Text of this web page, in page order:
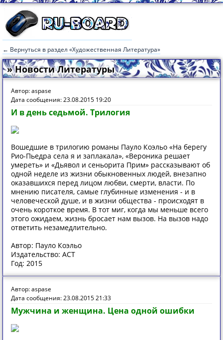
← Вернуться в раздел «Художественная Литература»
» Новости Литературы
Автор: aspase
Дата сообщения: 23.08.2015 19:20
И в день седьмой. Трилогия
Вошедшие в трилогию романы Пауло Коэльо «На берегу
Рио-Пьедра села я и заплакала», «Вероника решает
умереть» и «Дьявол и сеньорита Прим» рассказывают об
одной неделе из жизни обыкновенных людей, внезапно
оказавшихся перед лицом любви, смерти, власти. По
мнению писателя, самые глубинные изменения - и в
человеческой душе, и в жизни общества - происходят в
очень короткое время. В тот миг, когда мы меньше всего
этого ожидаем, жизнь бросает нам вызов. На вызов надо
ответить незамедлительно.
Автор: Пауло Коэльо
Издательство: АСТ
Год: 2015
Автор: aspase
Дата сообщения: 23.08.2015 21:33
Мужчина и женщина. Цена одной ошибки